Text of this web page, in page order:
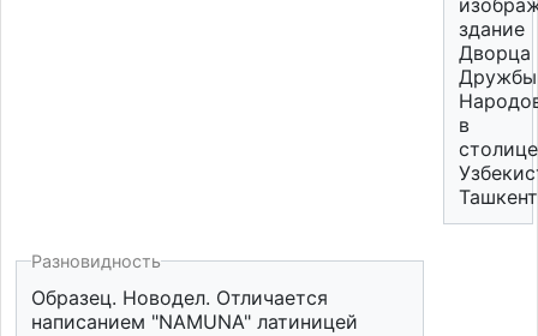
здание
Дворца
Дружбы
в
столице
Разновидность
Образец. Новодел. Отличается
написанием "NAMUNA" латиницей